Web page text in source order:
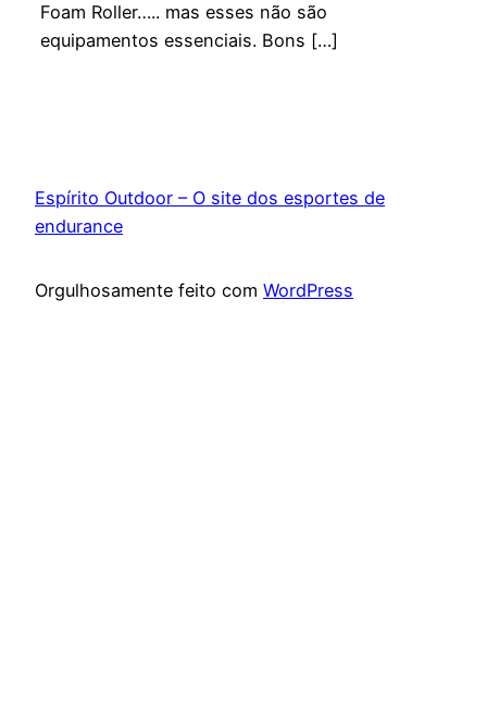
Foam Roller….. mas esses não são
equipamentos essenciais. Bons […]
Espírito Outdoor – O site dos esportes de
endurance
Orgulhosamente feito com WordPress